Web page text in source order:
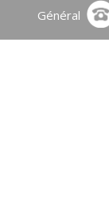
Général